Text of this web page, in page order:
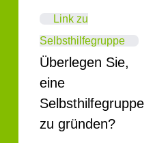
Link zu
Selbsthilfegruppe
Überlegen Sie,
eine
Selbsthilfegruppe
zu gründen?